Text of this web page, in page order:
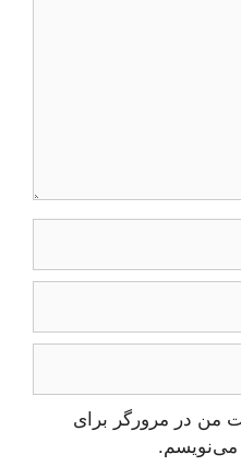
من در مرورگر برای
می‌نویسم.